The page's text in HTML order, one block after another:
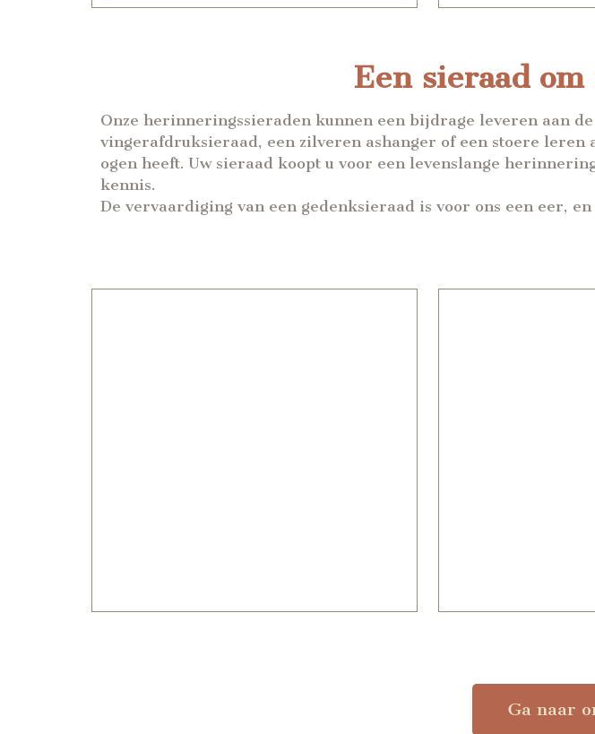
Een sieraad
Onze herinneringssieraden kunnen een bijdrage leveren aan
vingerafdruksieraad, een zilveren ashanger of een stoere
ogen heeft. Uw sieraad koopt u voor een levenslange
kennis.
De vervaardiging van een gedenksieraad is voor ons een eer,
Ga naar